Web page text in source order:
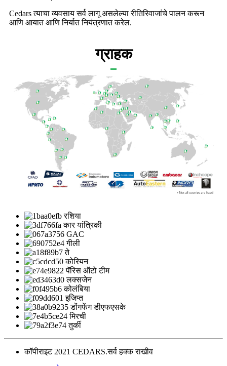
Cedars त्याचा व्यवसाय सर्व लागू असलेल्या रीतिरिवाजांचे पालन करून
आणि आयात आणि निर्यात नियंत्रणात करेल.
ग्राहक
रशिया
कार यांत्रिकी
GAC
गीली
ते
कोरियन
पॅरिस ऑटो टीम
लक्सजेन
कोलंबिया
इजिप्त
डोंगफेंग डीएफएसके
मिरची
तुर्की
कॉपीराइट 2021 CEDARS.सर्व हक्क राखीव